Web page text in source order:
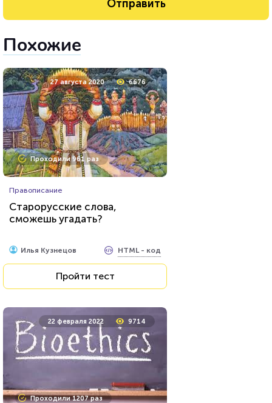
Похожие
27 августа 2020 6676
Проходили 961 раз
Правописание
Старорусские слова,
сможешь угадать?
Илья Кузнецов HTML - код
Пройти тест
22 февраля 2022 9714
Проходили 1207 раз